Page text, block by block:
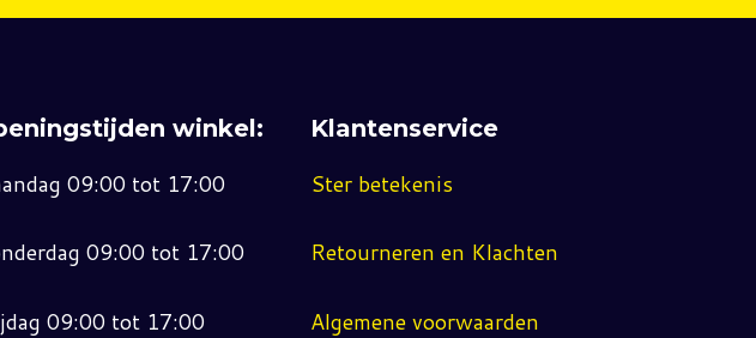
winkel:
09:00 tot 17:00
09:00 tot 17:00
09:00 tot 17:00
Klantenservice
Ster betekenis
Retourneren en Klachten
Algemene voorwaarden